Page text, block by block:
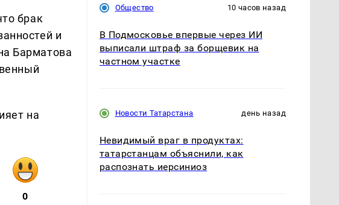
брак
и
Барматова
на
0
Общество 10 часов назад
В Подмосковье впервые через ИИ
выписали штраф за борщевик на
частном участке
Новости Татарстана день назад
Невидимый враг в продуктах:
татарстанцам объяснили, как
распознать иерсиниоз